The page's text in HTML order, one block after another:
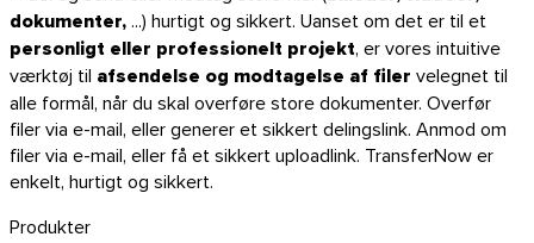
dokumenter,...) hurtigt og sikkert. Uanset om det er til et
personligt eller professionelt projekt, er vores intuitive
værktøj til afsendelse og modtagelse af filer velegnet til
alle formål, når du skal overføre store dokumenter. Overfør
filer via e-mail, eller generer et sikkert delingslink. Anmod om
filer via e-mail, eller få et sikkert uploadlink. TransferNow er
enkelt, hurtigt og sikkert.
Produkter